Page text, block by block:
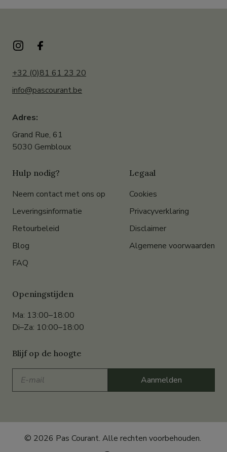
+32 (0)81 61 23 20
info@pascourant.be
Adres:
Grand Rue, 61
5030 Gembloux
Hulp nodig?
Neem contact met ons op
Leveringsinformatie
Retourbeleid
Blog
FAQ
Legaal
Cookies
Privacyverklaring
Disclaimer
Algemene voorwaarden
Openingstijden
Ma: 13:00–18:00
Di–Za: 10:00–18:00
Blijf op de hoogte
mail
Aanmelden
© 2026 Pas Courant. Alle rechten voorbehouden.